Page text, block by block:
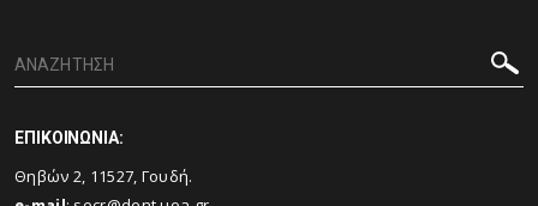
ΕΠΙΚΟΙΝΩΝΙΑ:
Θηβών 2, 11527, Γουδή.